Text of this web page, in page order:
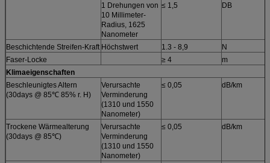
1 Drehungen von
10 Millimeter-
Radius, 1625
Nanometer
≤ 1,5 DB
Beschichtende Streifen-Kraft Höchstwert 1.3 - 8,9
N
Faser-Locke
≥ 4
m
Klimaeigenschaften
Beschleunigtes Altern
(30days @ 85℃ 85% r. H)
Verursachte
Verminderung
(1310 und 1550
Nanometer)
≤ 0,05 dB/km
Trockene Wärmealterung
(30days @ 85℃)
Verursachte
Verminderung
(1310 und 1550
Nanometer)
≤ 0,05 dB/km